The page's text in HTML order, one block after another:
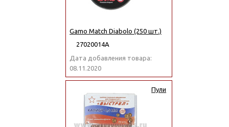
Gamo Match Diabolo (250 шт.)
27020014А
Дата добавления товара:
08.11.2020
Пули